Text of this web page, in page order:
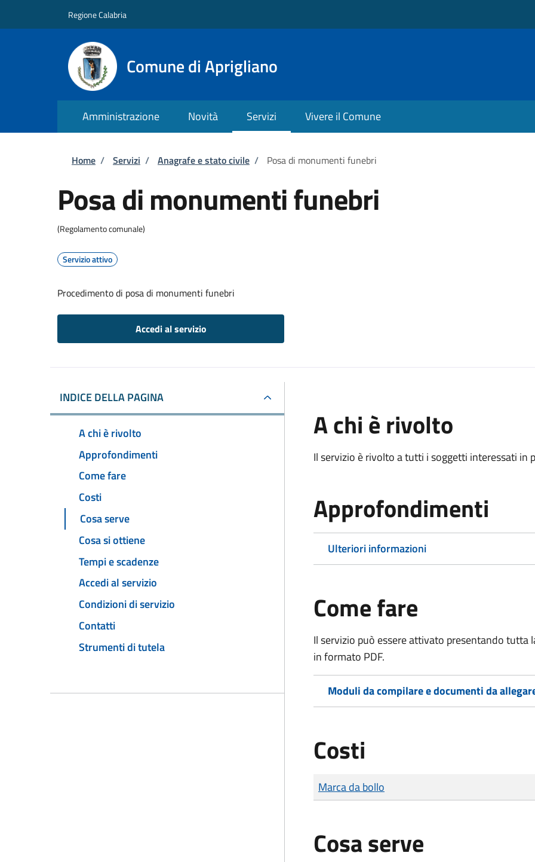
Regione Calabria
Comune di Aprigliano
Amministrazione Novità Servizi Vivere il Comune
Briciole di pane
Home / Servizi / Anagrafe e stato civile / Posa di monumenti funebri
Posa di monumenti funebri
(Regolamento comunale)
Servizio attivo
Procedimento di posa di monumenti funebri
Accedi al servizio
INDICE DELLA PAGINA
A chi è rivolto
Approfondimenti
Come fare
Costi
Cosa serve
Cosa si ottiene
Tempi e scadenze
Accedi al servizio
Condizioni di servizio
Contatti
Strumenti di tutela
A chi è rivolto
Il servizio è rivolto a tutti i soggetti interessati in
Approfondimenti
Ulteriori informazioni
Come fare
Il servizio può essere attivato presentando
in formato PDF.
Moduli da compilare e documenti da
Costi
Tipo di pagamento
Importo
Marca da bollo
Cosa serve